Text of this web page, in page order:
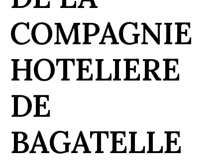
COMPAGNIE
HOTELIERE
DE
BAGATELLE